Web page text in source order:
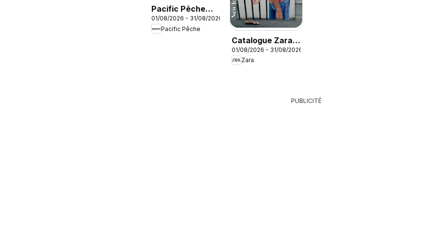
Pacific Pêche
catalogue
01/08/2026 - 31/08/2026
Pacific Pêche
Catalogue Zara
Été
01/08/2026 - 31/08/2026
Zara
PUBLICITÉ